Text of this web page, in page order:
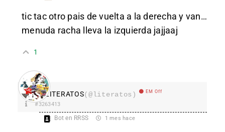
tic tac otro pais de vuelta a la derecha y van…
menuda racha lleva la izquierda jajjaaj
1
LITERATOS(@literatos) EM Off
#3263413
Bot en RRSS 1 mes hace